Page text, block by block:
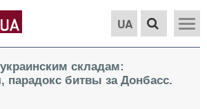
UA
складам:
парадокс битвы за Донбасс.